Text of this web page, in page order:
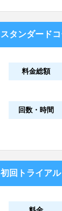
スタンダードコ
料金総額
回数・時間
初回トライアル